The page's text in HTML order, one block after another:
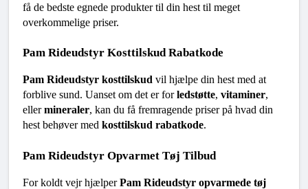
få de bedste egnede produkter til din hest til meget
overkommelige priser.
Pam Rideudstyr Kosttilskud Rabatkode
Pam Rideudstyr kosttilskud vil hjælpe din hest med at
forblive sund. Uanset om det er for ledstøtte, vitaminer,
eller mineraler, kan du få fremragende priser på hvad din
hest behøver med kosttilskud rabatkode.
Pam Rideudstyr Opvarmet Tøj Tilbud
For koldt vejr hjælper Pam Rideudstyr opvarmede tøj